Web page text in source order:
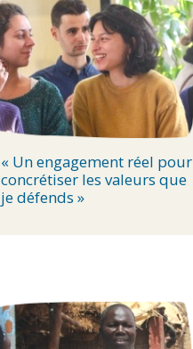
« Un engagement réel pour
concrétiser les valeurs que
je défends »